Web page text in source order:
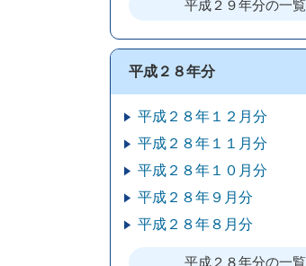
平成２９年分の一覧
平成２８年分
平成２８年１２月分
平成２８年１１月分
平成２８年１０月分
平成２８年９月分
平成２８年８月分
平成２８年分の一覧